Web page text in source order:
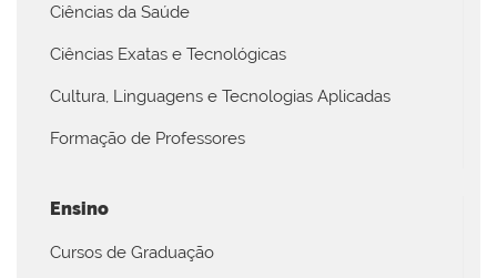
Ciências da Saúde
Ciências Exatas e Tecnológicas
Cultura, Linguagens e Tecnologias Aplicadas
Formação de Professores
Ensino
Cursos de Graduação